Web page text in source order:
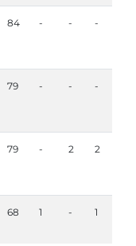
84 - - -
79 - - -
79 - 2 2
68 1 - 1